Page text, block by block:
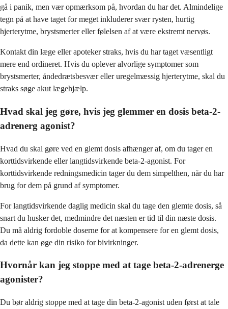
gå i panik, men vær opmærksom på, hvordan du har det. Almindelige
tegn på at have taget for meget inkluderer svær rysten, hurtig
hjerterytme, brystsmerter eller følelsen af at være ekstremt nervøs.
Kontakt din læge eller apoteker straks, hvis du har taget væsentligt
mere end ordineret. Hvis du oplever alvorlige symptomer som
brystsmerter, åndedrætsbesvær eller uregelmæssig hjerterytme, skal du
straks søge akut lægehjælp.
Hvad skal jeg gøre, hvis jeg glemmer en dosis beta-2-
adrenerg agonist?
Hvad du skal gøre ved en glemt dosis afhænger af, om du tager en
korttidsvirkende eller langtidsvirkende beta-2-agonist. For
korttidsvirkende redningsmedicin tager du dem simpelthen, når du har
brug for dem på grund af symptomer.
For langtidsvirkende daglig medicin skal du tage den glemte dosis, så
snart du husker det, medmindre det næsten er tid til din næste dosis.
Du må aldrig fordoble doserne for at kompensere for en glemt dosis,
da dette kan øge din risiko for bivirkninger.
Hvornår kan jeg stoppe med at tage beta-2-adrenerge
agonister?
Du bør aldrig stoppe med at tage din beta-2-agonist uden først at tale